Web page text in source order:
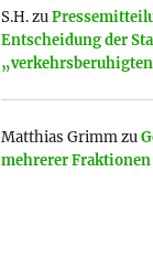
S.H.zu
Entscheidung der
Matthias Grimmzu
mehrerer Fraktionen